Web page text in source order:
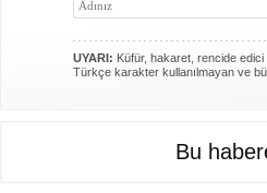
UYARI: Küfür, hakaret, rencide edici
Türkçe karakter kullanılmayan ve
Bu